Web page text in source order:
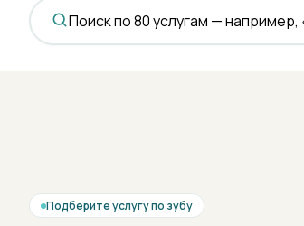
Подберите услугу по зубу